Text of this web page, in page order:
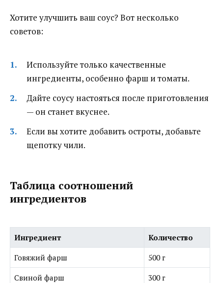
Хотите улучшить ваш соус? Вот несколько
советов:
Используйте только качественные
ингредиенты, особенно фарш и томаты.
Дайте соусу настояться после приготовления
— он станет вкуснее.
Если вы хотите добавить остроты, добавьте
щепотку чили.
Таблица соотношений
ингредиентов
Ингредиент Количество
Говяжий фарш 500 г
Свиной фарш 300 г